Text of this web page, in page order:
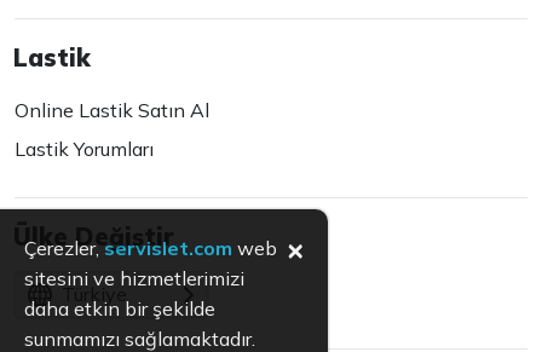
Lastik
Online Lastik Satın Al
Lastik Yorumları
Ülke Değiştir
Çerezler, servislet.com web
sitesini ve hizmetlerimizi
daha etkin bir şekilde
sunmamızı sağlamaktadır.
×